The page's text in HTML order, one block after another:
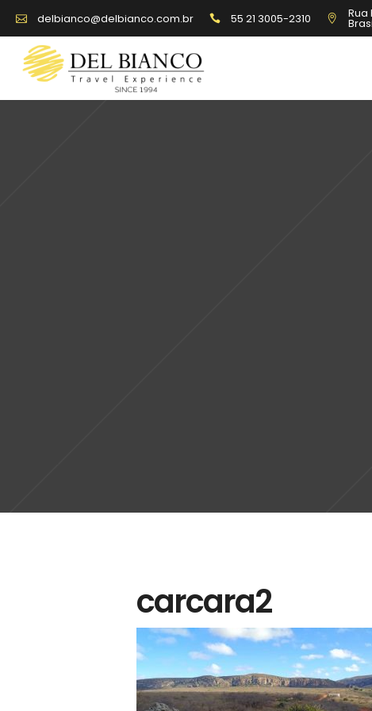
delbianco@delbianco.com.br 55 21 3005-2310 Rua
carcara2